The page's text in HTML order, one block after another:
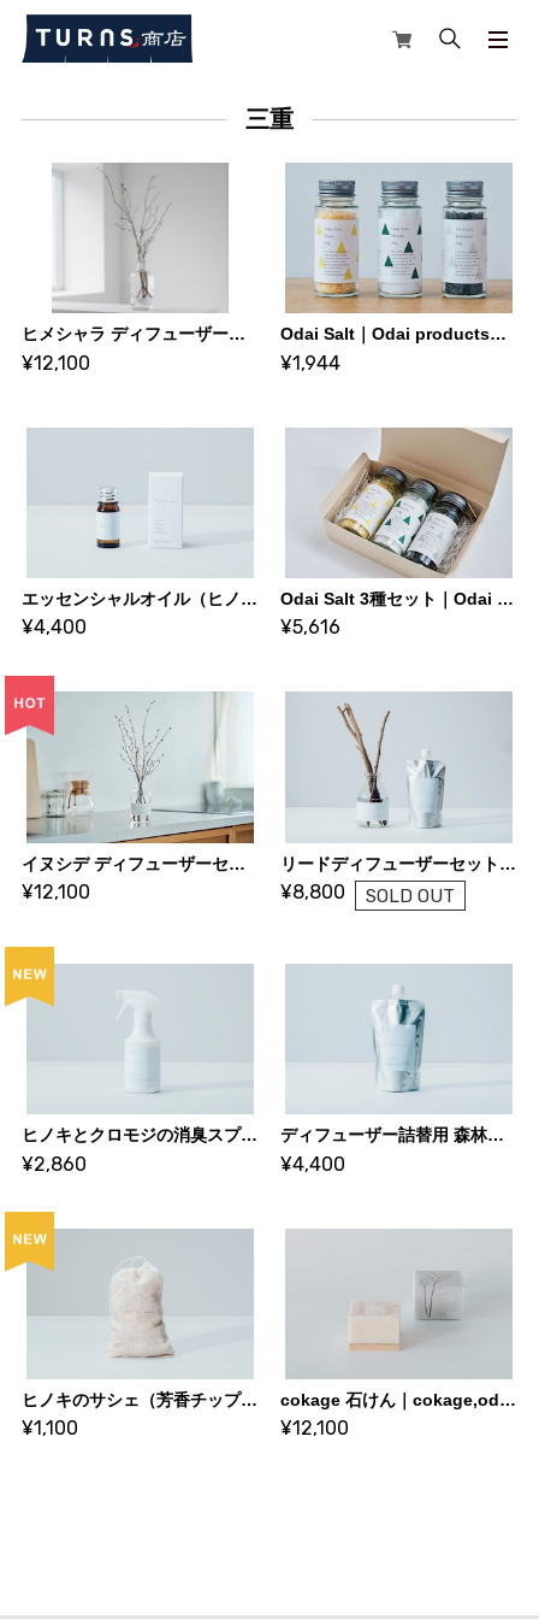
三重
ヒメシャラ ディフューザーセット 森林の香り｜Odai products｜株式会社サカキL&Eワイズ、宮川森林組合
¥12,100
Odai Salt｜Odai products｜株式会社サカキL&Eワイズ、宮川森林組合
¥1,944
エッセンシャルオイル（ヒノキ）5ml｜森の香り｜Odai products｜株式会社サカキL&Eワイズ、宮川森林組合
¥4,400
Odai Salt 3種セット｜Odai products｜株式会社サカキL&Eワイズ、宮川森林組合
¥5,616
イヌシデ ディフューザーセット 森林の香り｜Odai products｜株式会社サカキL&Eワイズ、宮川森林組合
¥12,100
リードディフューザーセット（広葉樹の枝）｜Odai products｜株式会社サカキL&Eワイズ、宮川森林組合
¥8,800 SOLD OUT
ヒノキとクロモジの消臭スプレー（蒸留水）｜森の香り｜Odai products｜株式会社サカキL&Eワイズ、宮川森林組合
¥2,860
ディフューザー詰替用 森林の香り｜Odai products｜株式会社サカキL&Eワイズ、宮川森林組合
¥4,400
ヒノキのサシェ（芳香チップ）｜森の香り｜Odai products｜株式会社サカキL&Eワイズ、宮川森林組合
¥1,100
cokage 石けん｜cokage,odai products｜株式会社サカキL&Eワイズ、宮川森林組合
¥12,100